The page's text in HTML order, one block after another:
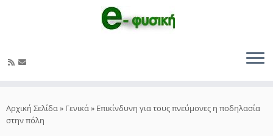
στο
περιεχόμενο
Αρχική Σελίδα» Γενικά» Επικίνδυνη για τους πνεύμονες η ποδηλασία
στην πόλη